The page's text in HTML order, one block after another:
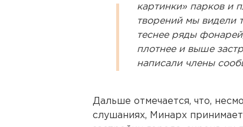
картинки» парков и
творений мы видели
теснее ряды
плотнее и выше
написали члены
Дальше отмечается, что,
слушаниях, Минарх